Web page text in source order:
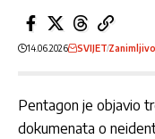
14.06.2026 SVIJET
Pentagon je objavio
dokumenata o